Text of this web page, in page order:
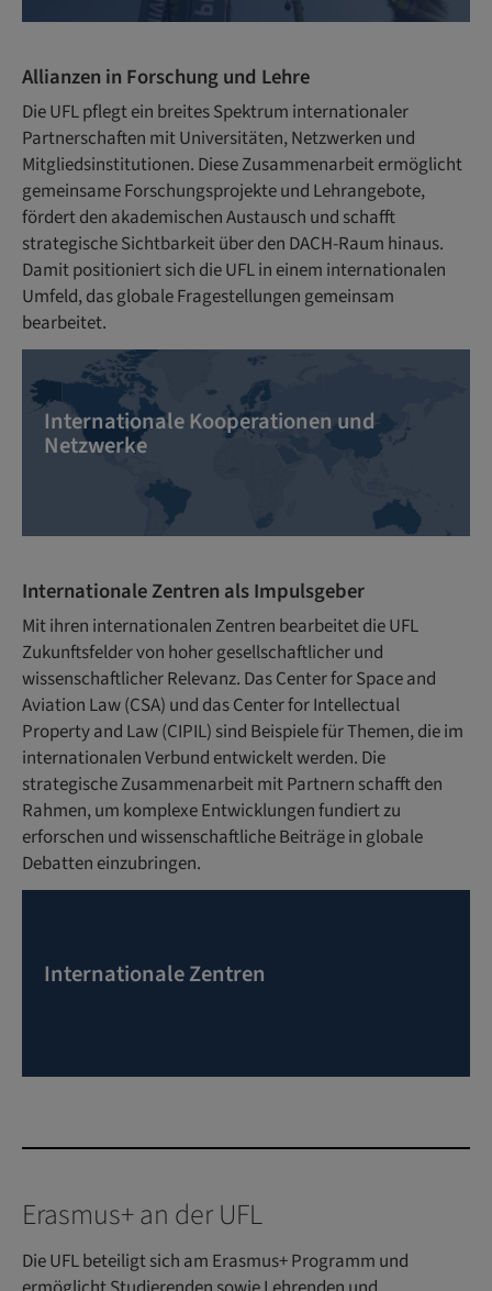
Allianzen in Forschung und Lehre
Die UFL pflegt ein breites Spektrum internationaler
Partnerschaften mit Universitäten, Netzwerken und
Mitgliedsinstitutionen. Diese Zusammenarbeit ermöglicht
gemeinsame Forschungsprojekte und Lehrangebote,
fördert den akademischen Austausch und schafft
strategische Sichtbarkeit über den DACH-Raum hinaus.
Damit positioniert sich die UFL in einem internationalen
Umfeld, das globale Fragestellungen gemeinsam
bearbeitet.
Internationale Kooperationen und
Netzwerke
Internationale Zentren als Impulsgeber
Mit ihren internationalen Zentren bearbeitet die UFL
Zukunftsfelder von hoher gesellschaftlicher und
wissenschaftlicher Relevanz. Das Center for Space and
Aviation Law (CSA) und das Center for Intellectual
Property and Law (CIPIL) sind Beispiele für Themen, die im
internationalen Verbund entwickelt werden. Die
strategische Zusammenarbeit mit Partnern schafft den
Rahmen, um komplexe Entwicklungen fundiert zu
erforschen und wissenschaftliche Beiträge in globale
Debatten einzubringen.
Internationale Zentren
Erasmus+ an der UFL
Die UFL beteiligt sich am Erasmus+ Programm und